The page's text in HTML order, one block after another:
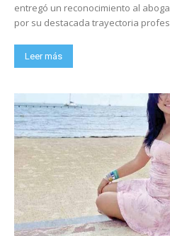
entregó un reconocimiento al
por su destacada trayectoria
Leer más